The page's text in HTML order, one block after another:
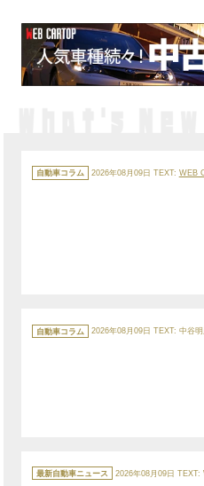
カ
テ
ゴ
自動車コラム 2026年08月09日 TEXT: WEB
テ
ゴ
自動車コラム 2026年08月09日 TEXT: 中谷明
テ
ゴ
最新自動車ニュース 2026年08月09日 TEXT: